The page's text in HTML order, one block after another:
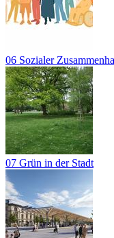
06 Sozialer
07 Grün in der Stadt